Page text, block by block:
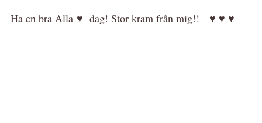
Ha en bra Alla ♥ dag! Stor kram från mig!! ♥ ♥ ♥